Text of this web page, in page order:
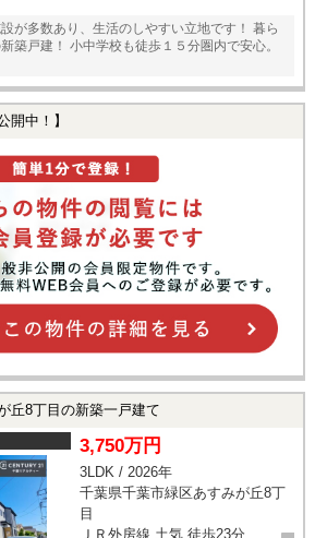
が多数あり、生活のしやすい立地です！ 暮ら
築戸建！ 小中学校も徒歩１５分圏内で安心。
開中！】
丘8丁目の新築一戸建て
3,750万円
3LDK / 2026年
千葉県千葉市緑区あすみが丘8丁
目
ＪＲ外房線 土気 徒歩23分